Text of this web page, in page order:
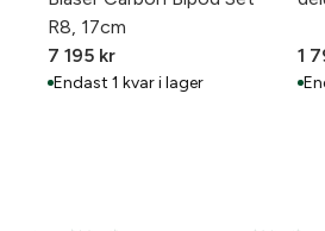
R8, 17cm
7 195 kr
Endast 1 kvar i lager
1